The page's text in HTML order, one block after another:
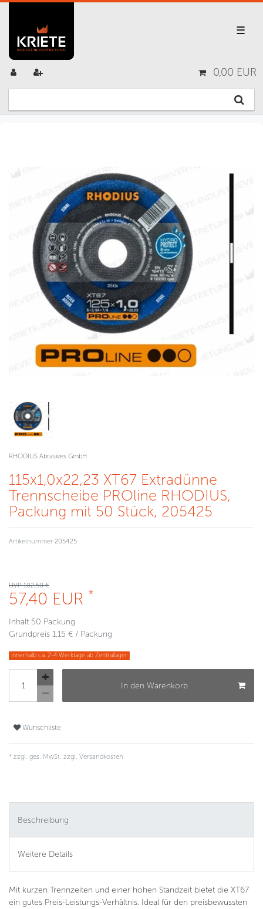
☰
0,00 EUR
RHODIUS Abrasives GmbH
115x1,0x22,23 XT67 Extradünne
Trennscheibe PROline RHODIUS,
Packung mit 50 Stück, 205425
Artikelnummer 205425
UVP 102,50 €
57,40 EUR *
Inhalt 50 Packung
Grundpreis 1,15 € / Packung
innerhalb ca. 2-4 Werktage ab Zentrallager
In den Warenkorb
Wunschliste
* zzgl. ges. MwSt. zzgl. Versandkosten
Beschreibung
Weitere Details
Mit kurzen Trennzeiten und einer hohen Standzeit bietet die XT67
ein gutes Preis-Leistungs-Verhältnis. Ideal für den preisbewussten